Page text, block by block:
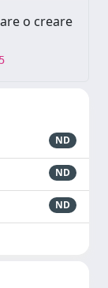
o creare
ND
ND
ND